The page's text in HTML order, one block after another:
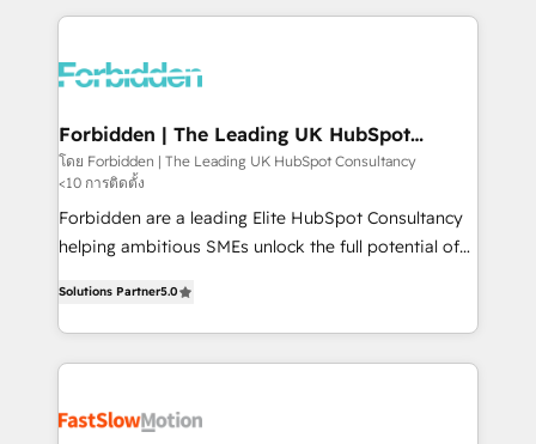
OneMetric that matters most: revenue.
prévisible, croissance mesurable. 🔌 Intégrations
Dynamics..), VOIP (Aircall, Ringover, Modjo), Shopify,
Extensions (React), Serverless Node.js, Custom
Objects, thèmes HubL, agents IA & Breeze AI. 🎯
Secteurs : Industrie, Distribution B2B, SaaS, Services
B2B, Immobilier, Viticulture, Finance. 🚀 Nos livrables
: migration sécurisée, implémentation Marketing +
HubSpot temps réel, formation équipes. 🏆 +350
projets livrés. Accrédités HubSpot CRM
Implementation, Data Migration & Custom
digitaweb.com
Forbidden | The Leading UK HubSpot
Consultancy
โดย Forbidden | The Leading UK HubSpot Consultancy
<10 การติดตั้ง
Forbidden are a leading Elite HubSpot Consultancy
helping ambitious SMEs unlock the full potential of
but never see the ROI they expected due to poor
adoption, messy data, and disconnected teams
getting in the way. That’s where we come in. We
design, implement, and optimise HubSpot so it
Solutions Partner5.0